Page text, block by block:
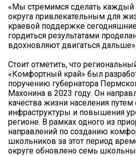
«Мы стремимся сделать каждый
округа привлекательным для
краевой поддержке
гордиться результатами
вдохновляют двигаться дальше».
Стоит отметить, что
«Комфортный край» был
поручению губернатора
Махонина в 2023 году. Он
качества жизни населения
инфраструктуры и повышения
регионе. В рамках одного из
направлений по созданию
школьников за этот период
округе обновлено семь